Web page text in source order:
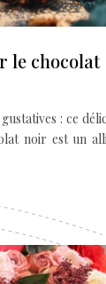
le chocolat
: ce
noir est un